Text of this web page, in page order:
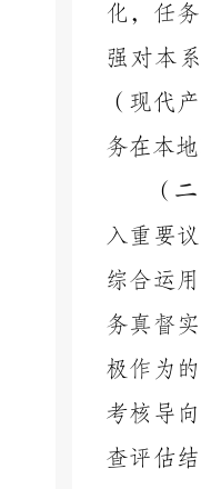
化，任
强对本
（现代
务在本地
（
入重要
综合运
务真督
极作为
考核导
查评估